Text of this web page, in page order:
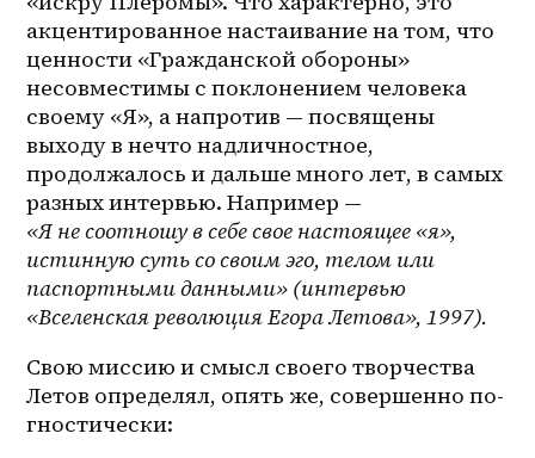
акцентированное настаивание на том, что
ценности «Гражданской обороны»
несовместимы с поклонением человека
своему «Я», а напротив — посвящены
выходу в нечто надличностное,
продолжалось и дальше много лет, в самых
«Я не соотношу в себе свое настоящее «я»,
истинную суть со своим эго, телом или
паспортными данными» (интервью
«Вселенская революция Егора Летова», 1997).
Свою миссию и смысл своего творчества
Летов определял, опять же, совершенно по-
гностически: